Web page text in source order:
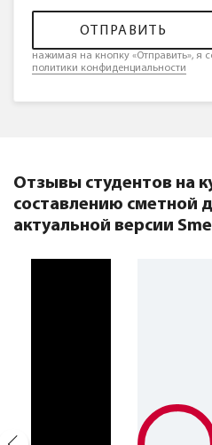
ОТПРАВИТЬ
нажимая на кнопку «Отправить», я
политики конфиденциальности
Отзывы студентов на
составлению сметной
актуальной версии